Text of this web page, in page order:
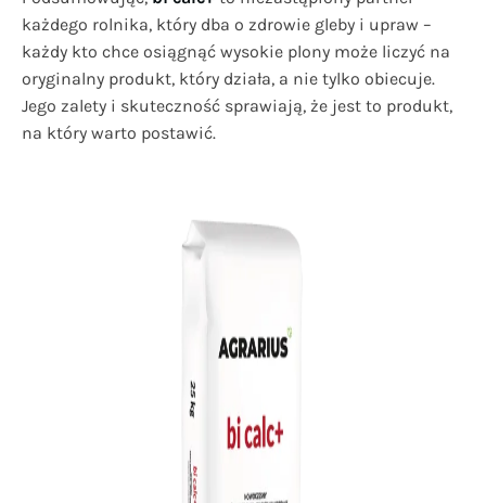
każdego rolnika, który dba o zdrowie gleby i upraw –
każdy kto chce osiągnąć wysokie plony może liczyć na
oryginalny produkt, który działa, a nie tylko obiecuje.
Jego zalety i skuteczność sprawiają, że jest to produkt,
na który warto postawić.